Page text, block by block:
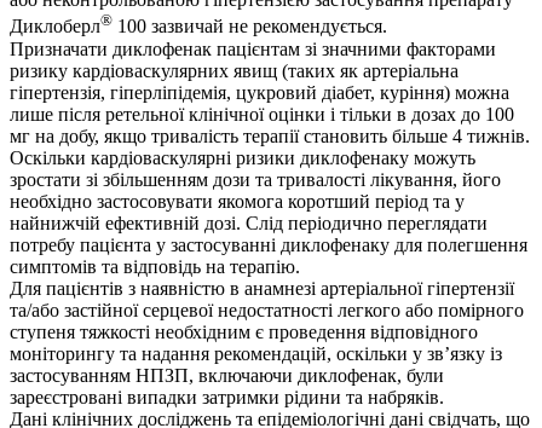
Диклоберл® 100 зазвичай не рекомендується.
Призначати диклофенак пацієнтам зі значними факторами
ризику кардіоваскулярних явищ (таких як артеріальна
гіпертензія, гіперліпідемія, цукровий діабет, куріння) можна
лише після ретельної клінічної оцінки і тільки в дозах до 100
мг на добу, якщо тривалість терапії становить більше 4 тижнів.
Оскільки кардіоваскулярні ризики диклофенаку можуть
зростати зі збільшенням дози та тривалості лікування, його
необхідно застосовувати якомога коротший період та у
найнижчій ефективній дозі. Слід періодично переглядати
потребу пацієнта у застосуванні диклофенаку для полегшення
симптомів та відповідь на терапію.
Для пацієнтів з наявністю в анамнезі артеріальної гіпертензії
та/або застійної серцевої недостатності легкого або помірного
ступеня тяжкості необхідним є проведення відповідного
моніторингу та надання рекомендацій, оскільки у зв’язку із
застосуванням НПЗП, включаючи диклофенак, були
зареєстровані випадки затримки рідини та набряків.
Дані клінічних досліджень та епідеміологічні дані свідчать, що